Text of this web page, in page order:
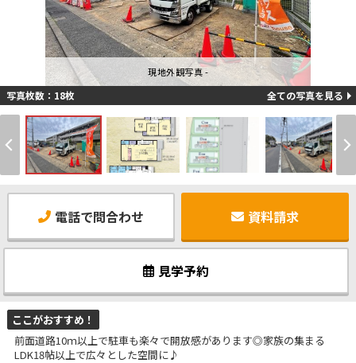
現地外観写真 -
写真枚数：18枚 全ての写真を見る
電話で問合わせ 資料請求
見学予約
ここがおすすめ！
前面道路10ｍ以上で駐車も楽々で開放感があります◎家族の集まる
LDK18帖以上で広々とした空間に♪